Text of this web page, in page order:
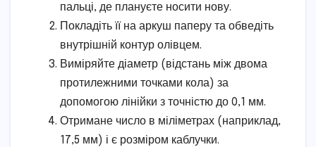
пальці, де плануєте носити нову.
Покладіть її на аркуш паперу та обведіть
внутрішній контур олівцем.
Виміряйте діаметр (відстань між двома
протилежними точками кола) за
допомогою лінійки з точністю до 0,1 мм.
Отримане число в міліметрах (наприклад,
17,5 мм) і є розміром каблучки.